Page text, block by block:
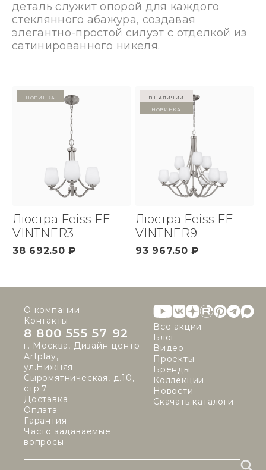
деталь служит опорой для каждого
стеклянного абажура, создавая
элегантно-простой силуэт с отделкой из
сатинированного никеля.
Новинка
Люстра Feiss FE-
VINTNER3
38 692.50 ₽
в наличии
Новинка
Люстра Feiss FE-
VINTNER9
93 967.50 ₽
О компании
Контакты
8 800 555 57 92
г. Москва, Дизайн-центр
Artplay,
ул.Нижняя
Сыромятническая, д.10,
стр.7
Доставка
Оплата
Гарантия
Часто задаваемые
вопросы
Все акции
Блог
Видео
Проекты
Бренды
Коллекции
Новости
Скачать каталоги